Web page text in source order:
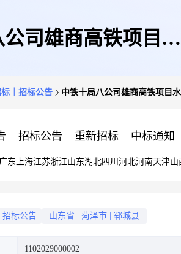
司雄商高铁项目水
｜招标公告 中铁十局八公司雄商高铁项目
招标公告 重新招标 中标通知
广东 上海江苏浙江山东湖北四川 河北河南天津山
招标公告 山东省 菏泽市 郓城县
1102029000002